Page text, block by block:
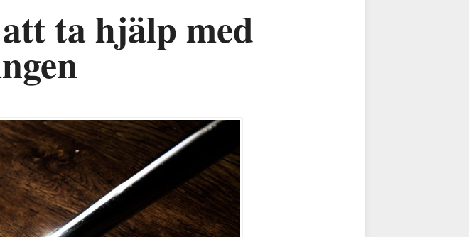
ta hjälp med